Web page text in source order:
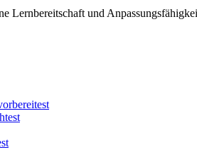
Lernbereitschaft und